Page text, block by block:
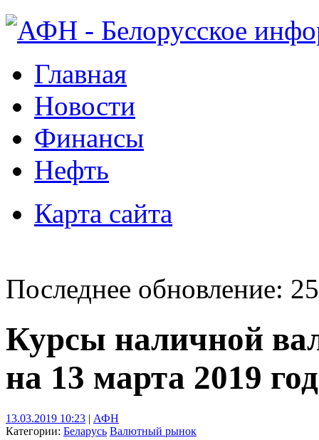
Главная
Новости
Финансы
Нефть
Карта сайта
Последнее обновление:
Курсы наличной
на 13 марта 2019
13.03.2019 10:23 | АФН
Категории: Беларусь Валютный рынок